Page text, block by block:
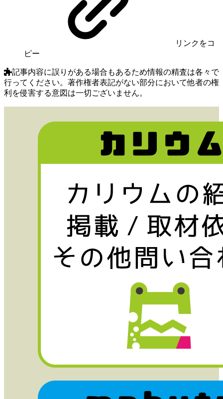
リンク をコ
ピー
記事内容に誤りがある場合もあるため情報の精査は各々で
行ってください。著作権者表記がない部分において他者の権
利を侵害する意図は一切ございません。